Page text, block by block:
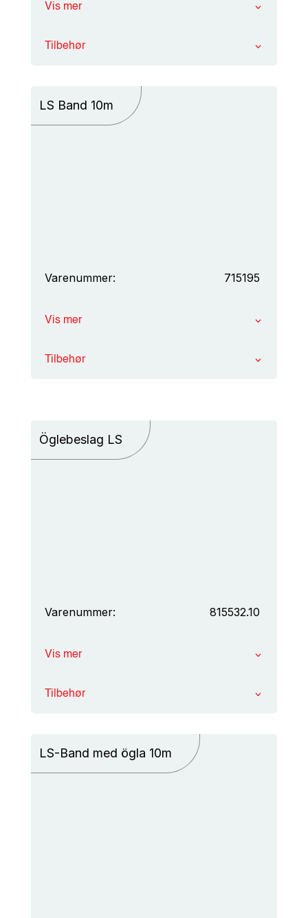
Vis mer
Tilbehør
LS Band 10m
Varenummer: 715195
Vis mer
Tilbehør
Öglebeslag LS
Varenummer: 815532.10
Vis mer
Tilbehør
LS-Band med ögla 10m